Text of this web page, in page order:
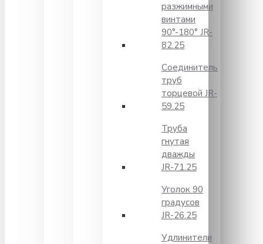
разжимными
винтами
90°-180° JR-
82.25
Соединитель
труб
торцевой JR-
59.25
Труба
гнутая
дважды
JR-71.25
Уголок 90
градусов
JR-26.25
Удлинители